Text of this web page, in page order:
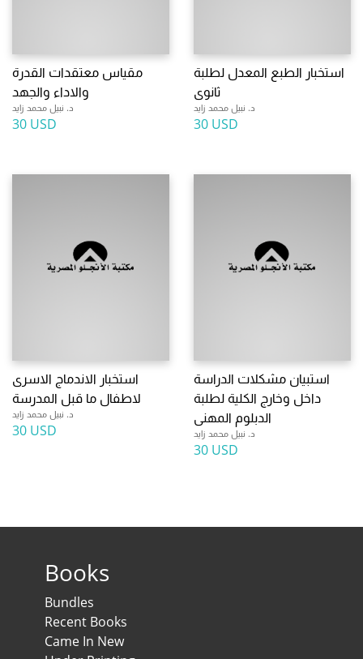
مقياس معتقدات القدرة
والاداء والجهد
د. نبيل محمد زايد
30 USD
استخبار الطبع المعدل لطلبة
ثانوى
د. نبيل محمد زايد
30 USD
استخبار الاندماج الاسرى
لاطفال ما قبل المدرسة
د. نبيل محمد زايد
30 USD
استبيان مشكلات الدراسة
داخل وخارج الكلية لطلبة
الدبلوم المهنى
د. نبيل محمد زايد
30 USD
Books
Bundles
Recent Books
Came In New